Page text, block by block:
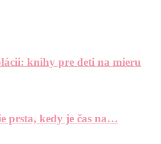
knihy pre deti na mieru
prsta, kedy je čas na…